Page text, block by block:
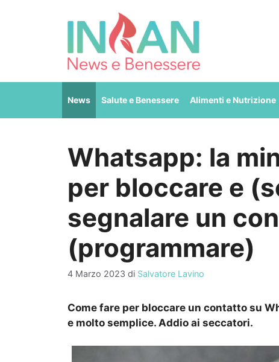
News Salute e Benessere Alimenti e Nutrizione
Whatsapp: la
per bloccare e
segnalare un
(programmare)
4 Marzo 2023 di Salvatore Lavino
Come fare per bloccare un contatto su
e molto semplice. Addio ai seccatori.